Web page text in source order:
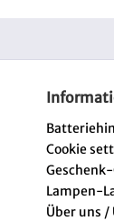
Cookie
Lampen-
Über uns /